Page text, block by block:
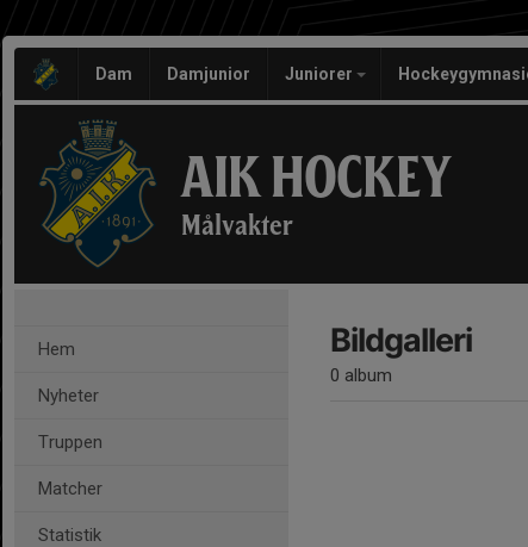
Dam Damjunior Juniorer
AIK HOCKEY
Målvakter
Hem
Nyheter
Truppen
Matcher
Statistik
Bildgalleri
0 album